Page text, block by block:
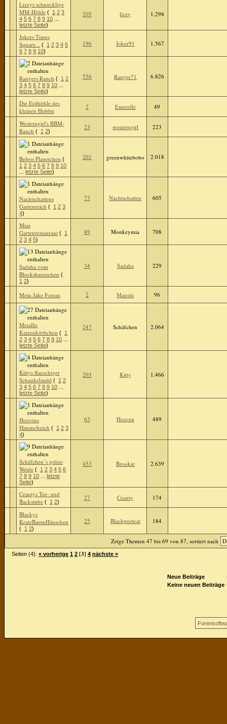
Lizzys schnucklige
MM-Höhle ( 1 2 3
4 5 6 7 8 9 10
letzte Seite)
205 lizzy 1.298
Jokers Times
Square... ( 1 2 3 4 5
6 7 8 9 10)
196 Joker91 1.567
Rangers Ranch ( 1 2
3 4 5 6 7 8 9 10
letzte Seite)
556 Ranger71 6.826
Die Erdhöhle des
kleinen Hobbit
2 Emerelle 49
Westerngirl's BBM-
Ranch ( 1 2)
23 westerngirl 223
Bobos Planetchen (
1 2 3 4 5 6 7 8 9 10
letzte Seite)
201 greenwhitebobo 2.018
Nachtschattens
Gartenreich ( 1 2 3
4)
73 Nachtschatten 605
Mias
Gartenrestaurant ( 1
2 3 4 5)
89 Monkeymia 708
Sadaha vom
Blockshaeuschen (
1 2)
34 Sadaha 229
Mein Jake Forum 2 Mausiii 96
Metallis
Katzenkörbchen ( 1
2 3 4 5 6 7 8 9 10
letzte Seite)
247 Schäfchen 2.064
Kittys flauschiger
Schaukelstuhl ( 1 2
3 4 5 6 7 8 9 10
letzte Seite)
203 Kitty 1.466
Heavens
Himmelreich ( 1 2 3
4)
63 Heaven 489
Schäfchen´s grüne
Weide ( 1 2 3 4 5 6
7 8 9 10
letzte
Seite)
453 Brookie 2.639
Ceautys Tee- und
Backstube ( 1 2)
27 Ceauty 174
Blackys
KratzBaumHäuschen
( 1 2)
25 Blackpoetcat 184
Zeige Themen 47 bis 69 von 87, sortiert nach
Seiten (4): « vorherige 1 2 [3] 4 nächste »
Neue Beiträge
Keine neuen Beiträge